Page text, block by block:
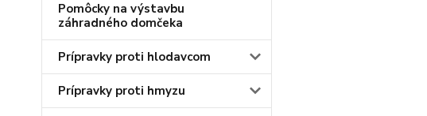
Pomôcky na výstavbu
záhradného domčeka
Prípravky proti hlodavcom
Prípravky proti hmyzu